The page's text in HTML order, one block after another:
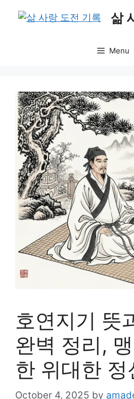
삶
Menu
호연지기 뜻
완벽 정리,
한 위대한 정
October 4, 2025 by